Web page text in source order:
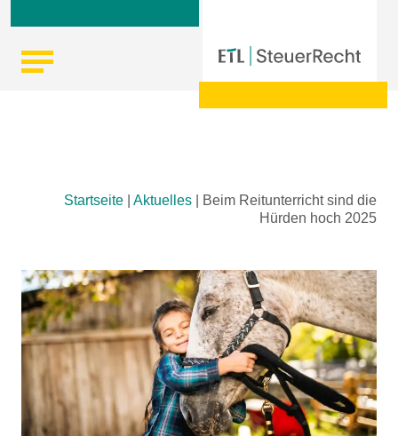
Startseite Aktuelles
Beim Reitunterricht sind die
Hürden hoch 2025